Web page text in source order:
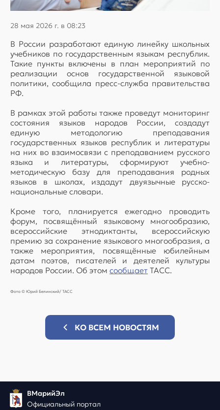
28 мая 2026 г. в 08:23
В России разработают единую линейку школьных
учебников по государственным языкам республик.
Такие пункты включены в план мероприятий по
реализации основ государственной языковой
политики, сообщила пресс-служба правительства
РФ.
В рамках этой работы также проведут мониторинг
состояния языков народов России, создадут
единую методологию преподавания
государственных языков республик и литературы
на них во взаимосвязи с преподаванием русского
языка и литературы, сформируют учебно-
методическую базу для преподавания родных
языков в школах, издадут двуязычные русско-
национальные словари.
Кроме того, планируется ежегодно проводить
форум, посвящённый языковому многообразию,
всероссийские этнодиктанты, всероссийскую
премию за сохранение языкового многообразия, а
также мероприятия, посвящённые юбилейным
датам поэтов, писателей и деятелей культуры
народов России. Об этом сообщает ТАСС.
Фото © Юрий Белинский/ TACC
КО ВСЕМ НОВОСТЯМ
ВМарийЭл
Официальный портал